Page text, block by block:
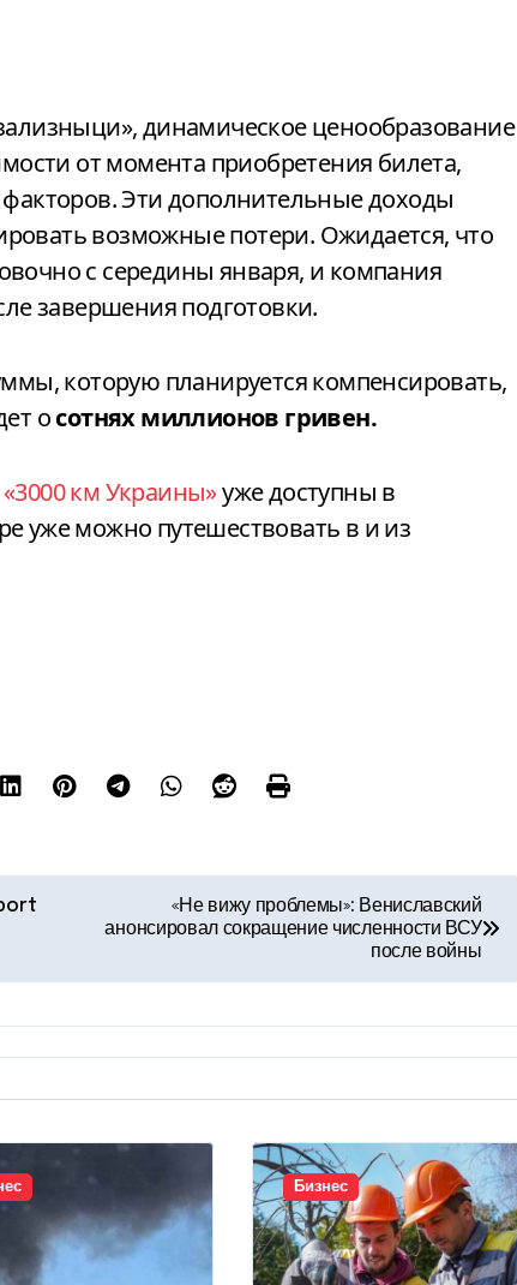
динамическое ценообразование
от момента приобретения билета,
Эти дополнительные доходы
возможные потери. Ожидается, что
с середины января, и компания
завершения подготовки.
которую планируется компенсировать,
осотнях миллионов гривен.
км Украины»уже доступны в
уже можно путешествовать в и из
«Не вижу проблемы»: Вениславский
анонсировал сокращение численности ВСУ
после войны
Бизнес